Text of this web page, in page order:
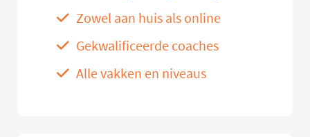
Zowel aan huis als online
Gekwalificeerde coaches
Alle vakken en niveaus